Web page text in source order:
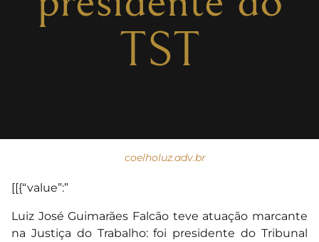
TST
coelholuz.adv.br
[[{“value”:”
Luiz José Guimarães Falcão teve atuação marcante
na Justiça do Trabalho: foi presidente do Tribunal